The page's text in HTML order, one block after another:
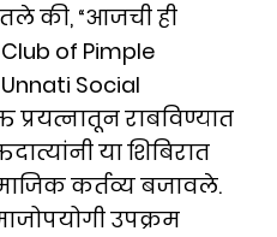
की, “आजची ही
of Pimple
Social
प्रयत्नातून राबविण्यात
या शिबिरात
कर्तव्य बजावले.
उपक्रम